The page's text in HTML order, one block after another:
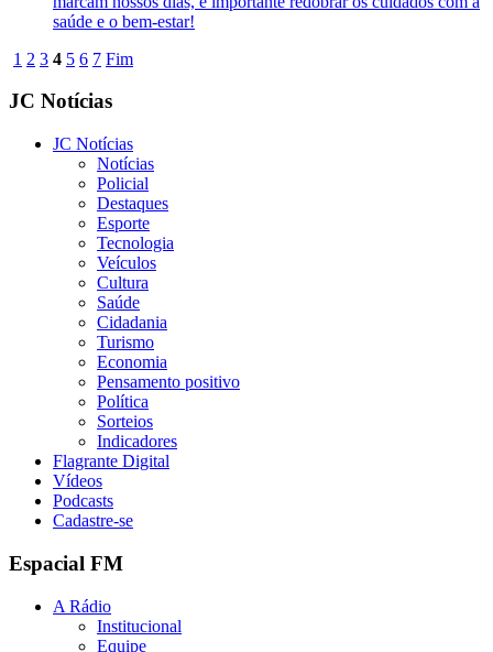
saúde e o bem-estar!
1 2 3 4 5 6 7 Fim
JC Notícias
JC Notícias
Notícias
Policial
Destaques
Esporte
Tecnologia
Veículos
Cultura
Saúde
Cidadania
Turismo
Economia
Pensamento positivo
Política
Sorteios
Indicadores
Flagrante Digital
Vídeos
Podcasts
Cadastre-se
Espacial FM
A Rádio
Institucional
Equipe